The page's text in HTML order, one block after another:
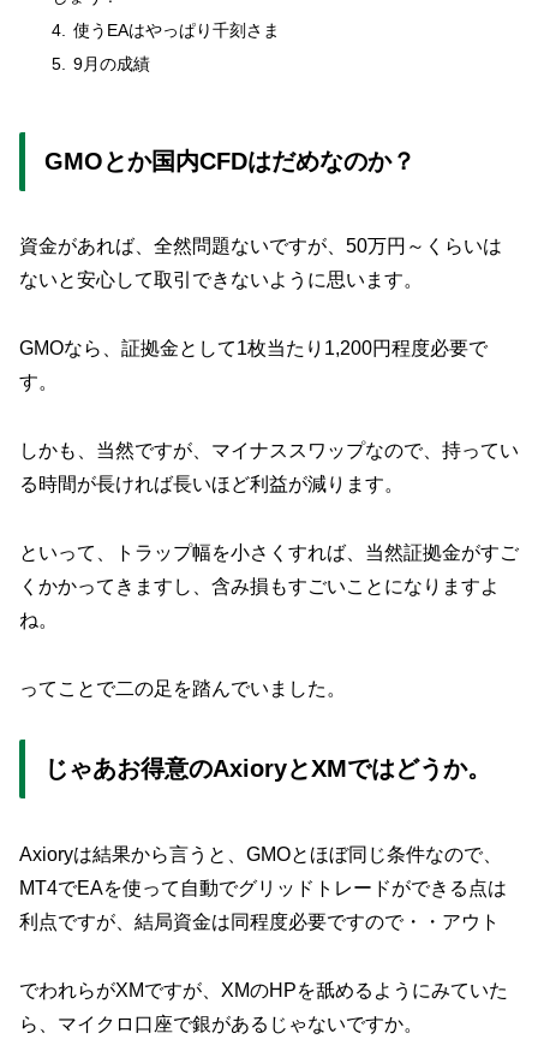
使うEAはやっぱり千刻さま
9月の成績
GMOとか国内CFDはだめなのか？
資金があれば、全然問題ないですが、50万円～くらいは
ないと安心して取引できないように思います。
GMOなら、証拠金として1枚当たり1,200円程度必要で
す。
しかも、当然ですが、マイナススワップなので、持ってい
る時間が長ければ長いほど利益が減ります。
といって、トラップ幅を小さくすれば、当然証拠金がすご
くかかってきますし、含み損もすごいことになりますよ
ね。
ってことで二の足を踏んでいました。
じゃあお得意のAxioryとXMではどうか。
Axioryは結果から言うと、GMOとほぼ同じ条件なので、
MT4でEAを使って自動でグリッドトレードができる点は
利点ですが、結局資金は同程度必要ですので・・アウト
でわれらがXMですが、XMのHPを舐めるようにみていた
ら、マイクロ口座で銀があるじゃないですか。